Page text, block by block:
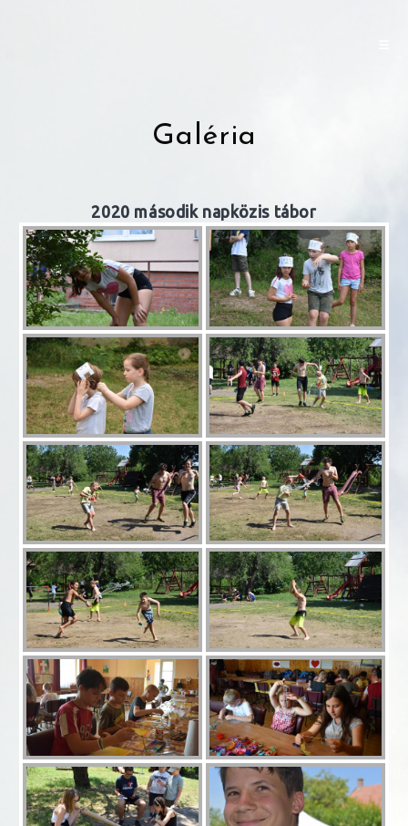
Galéria
2020 második napközis tábor